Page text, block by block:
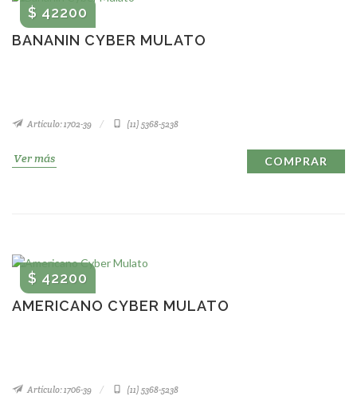
BANANIN CYBER MULATO
$ 42200
Artículo: 1702-39 (11) 5368-5238
Ver más COMPRAR
AMERICANO CYBER MULATO
$ 42200
Artículo: 1706-39 (11) 5368-5238